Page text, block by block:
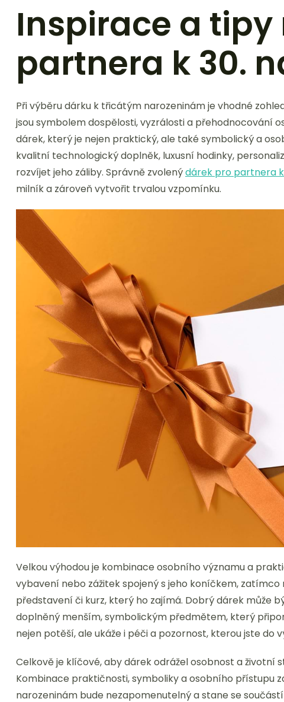
Inspirace a
partnera k 30.
Při výběru dárku k třicátým narozeninám je vhodné
jsou symbolem dospělosti, vyzrálosti a přehodnocování
dárek, který je nejen praktický, ale také symbolický a
kvalitní technologický doplněk, luxusní hodinky,
rozvíjet jeho záliby. Správně zvolenýdárek pro partnera
milník a zároveň vytvořit trvalou vzpomínku.
Velkou výhodou je kombinace osobního významu a
vybavení nebo zážitek spojený s jeho koníčkem,
představení či kurz, který ho zajímá. Dobrý dárek může
doplněný menším, symbolickým předmětem, který
nejen potěší, ale ukáže i péči a pozornost, kterou jste do
Celkově je klíčové, aby dárek odrážel osobnost a životní
Kombinace praktičnosti, symboliky a osobního přístupu
narozeninám bude nezapomenutelný a stane se